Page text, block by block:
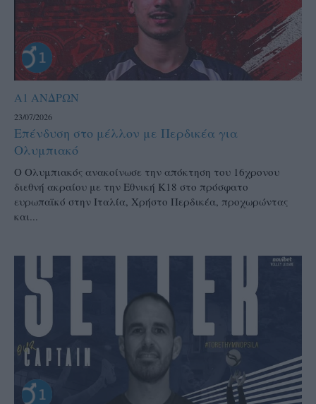
Α1 ΑΝΔΡΩΝ
23/07/2026
Επένδυση στο μέλλον με Περδικέα για
Ολυμπιακό
Ο Ολυμπιακός ανακοίνωσε την απόκτηση του 16χρονου
διεθνή ακραίου με την Εθνική Κ18 στο πρόσφατο
ευρωπαϊκό στην Ιταλία, Χρήστο Περδικέα, προχωρώντας
και...